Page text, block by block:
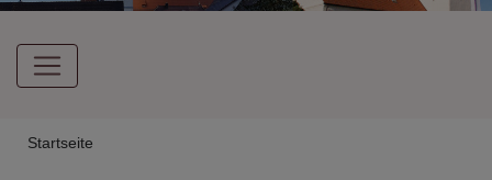
Hauptnavigation
Breadcrumb
Startseite